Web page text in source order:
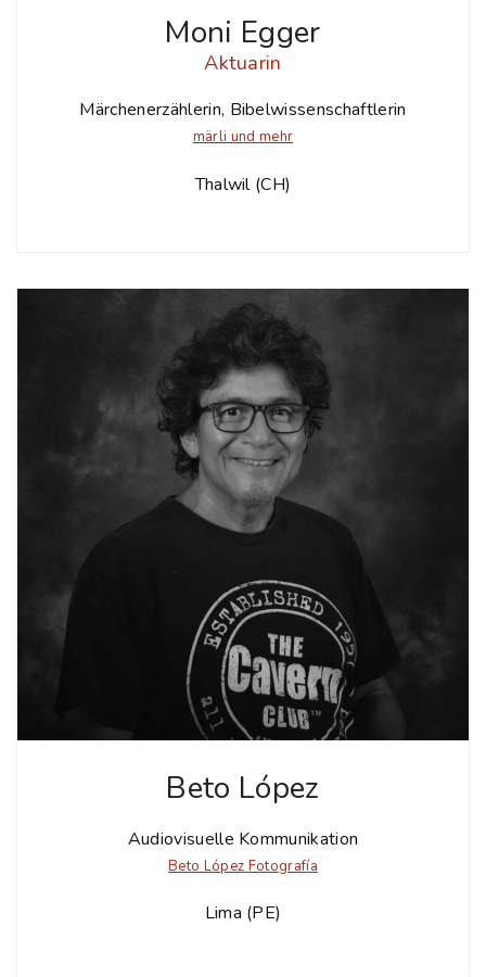
Moni Egger
Aktuarin
Märchenerzählerin, Bibelwissenschaftlerin
märli und mehr
Thalwil (CH)
Beto López
Audiovisuelle Kommunikation
Beto López Fotografía
Lima (PE)